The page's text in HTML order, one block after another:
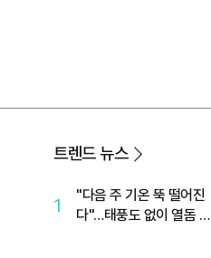
트렌드 뉴스
1
"다음 주 기온 뚝 떨어진
다"…태풍도 없이 열돔 박